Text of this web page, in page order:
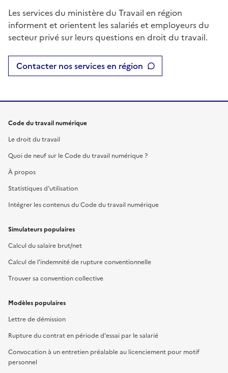
Les services du ministère du Travail en région
informent et orientent les salariés et employeurs du
secteur privé sur leurs questions en droit du travail.
Contacter nos services en région
Code du travail numérique
Le droit du travail
Quoi de neuf sur le Code du travail numérique ?
À propos
Statistiques d'utilisation
Intégrer les contenus du Code du travail numérique
Simulateurs populaires
Calcul du salaire brut/net
Calcul de l'indemnité de rupture conventionnelle
Trouver sa convention collective
Modèles populaires
Lettre de démission
Rupture du contrat en période d'essai par le salarié
Convocation à un entretien préalable au licenciement pour motif
personnel